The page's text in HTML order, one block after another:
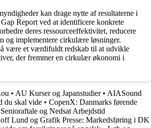
kan drage nytte af resultaterne i
Report ved at identificere konkrete
deres ressourceeffektivitet, reducere
og implementere cirkulære løsninger.
være et værdifuldt redskab til at udvikle
der fremmer en cirkulær økonomi i
• AU Kurser og Japanstudier• AIASound
du skal vide • CopenX: Danmarks førende
Senioraftale og Nedsat Arbejdstid
Lund og Grafik Presse: Markedsføring i DK